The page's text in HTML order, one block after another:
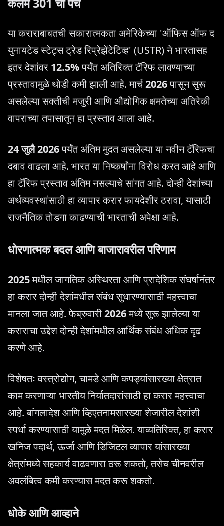
या कराराबाबतची सकारात्मकता अमेरिकेच्या 'ऑफिस ऑफ द
युनायटेड स्टेट्स ट्रेड रिप्रेझेंटेटिव्ह' (USTR) ने भारतासह
इतर देशांवर 12.5%पर्यंत अतिरिक्त टॅरिफ लावण्याच्या
प्रस्तावामुळे थोडी कमी झाली आहे. मार्च2026पासून सुरू
असलेल्या सक्तीची मजुरी आणि औद्योगिक क्षमतेच्या अतिरेकी
वापराच्या तपासातून हा प्रस्ताव आला आहे.
24 जुलै 2026पर्यंत अंतिम मुदत असलेल्या या नवीन टॅरिफचा
दबाव वाढला आहे. भारत या निष्कर्षांना विरोध करत आहे आणि
हा टॅरिफ प्रस्ताव अंतिम नसल्याचे सांगत आहे. दोन्ही देशांच्या
अर्थव्यवस्थांसाठी हा व्यापार करार फायदेशीर ठरावा, यासाठी
राजनैतिक तोडगा काढण्याची भारताची अपेक्षा आहे.
धोरणात्मक बदल आणि बाजारावरील परिणाम
2025मधील जागतिक अस्थिरता आणि प्रादेशिक संघर्षानंतर
हा करार दोन्ही देशांमधील संबंध सुधारण्यासाठी महत्त्वाचा
मानला जात आहे. फेब्रुवारी2026मध्ये सुरू झालेल्या या
कराराचा उद्देश दोन्ही देशांमधील आर्थिक संबंध अधिक दृढ
करणे आहे.
विशेषतः वस्त्रोद्योग, चामडे आणि कपड्यांसारख्या क्षेत्रात
काम करणाऱ्या भारतीय निर्यातदारांसाठी हा करार महत्त्वाचा
आहे. बांगलादेश आणि व्हिएतनामसारख्या शेजारील देशांशी
स्पर्धा करण्यासाठी यामुळे मदत मिळेल. याव्यतिरिक्त, हा करार
खनिज पदार्थ, ऊर्जा आणि डिजिटल व्यापार यांसारख्या
क्षेत्रांमध्ये सहकार्य वाढवणारा ठरू शकतो, तसेच चीनवरील
अवलंबित्व कमी करण्यास मदत करू शकतो.
धोके आणि आव्हाने